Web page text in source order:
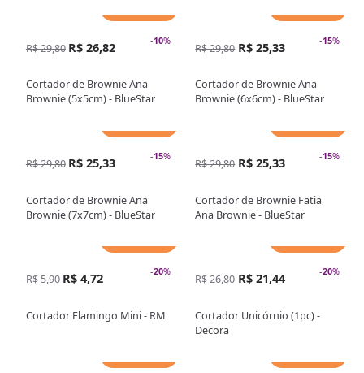
-10%
R$ 29,80 R$ 26,82
Cortador de Brownie Ana
Brownie (5x5cm) - BlueStar
-15%
R$ 29,80 R$ 25,33
Cortador de Brownie Ana
Brownie (6x6cm) - BlueStar
-15%
R$ 29,80 R$ 25,33
Cortador de Brownie Ana
Brownie (7x7cm) - BlueStar
-15%
R$ 29,80 R$ 25,33
Cortador de Brownie Fatia
Ana Brownie - BlueStar
-20%
R$ 5,90 R$ 4,72
Cortador Flamingo Mini - RM
-20%
R$ 26,80 R$ 21,44
Cortador Unicórnio (1pc) -
Decora